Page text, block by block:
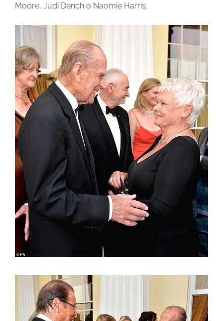
Moore, Judi Dench o Naomie Harris.